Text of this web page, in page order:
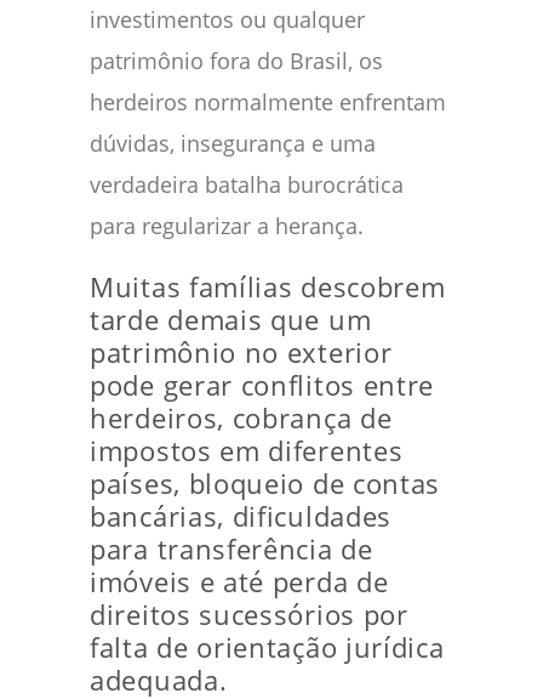
investimentos ou qualquer
patrimônio fora do Brasil, os
herdeiros normalmente enfrentam
dúvidas, insegurança e uma
verdadeira batalha burocrática
para regularizar a herança.
Muitas famílias descobrem
tarde demais que um
patrimônio no exterior
pode gerar conflitos entre
herdeiros, cobrança de
impostos em diferentes
países, bloqueio de contas
bancárias, dificuldades
para transferência de
imóveis e até perda de
direitos sucessórios por
falta de orientação jurídica
adequada.